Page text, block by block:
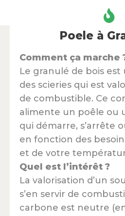
Poele à
Comment ça marche
Le granulé de bois
des scieries qui est
de combustible. Ce
alimente un poêle ou
qui démarre, s’arrête
en fonction des
et de votre
Quel est l’intérêt ?
La valorisation d’un
s’en servir de
carbone est neutre